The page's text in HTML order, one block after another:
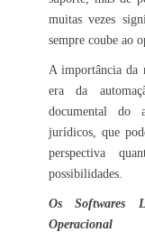
muitas vezes
sempre coube ao
A importância da
era da
documental do
jurídicos, que
perspectiva
possibilidades.
Os Softwares
Operacional